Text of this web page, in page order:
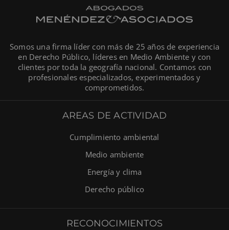
Somos una firma líder con más de 25 años de experiencia
en Derecho Público, líderes en Medio Ambiente y con
clientes por toda la geografía nacional. Contamos con
profesionales especializados, experimentados y
comprometidos.
AREAS DE ACTIVIDAD
Cumplimiento ambiental
Medio ambiente
Energía y clima
Derecho público
RECONOCIMIENTOS